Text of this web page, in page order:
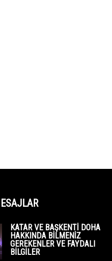
KATAR VE BAŞKENTI DOHA
HAKKINDA BILMENIZ
GEREKENLER VE FAYDALI
BILGILER